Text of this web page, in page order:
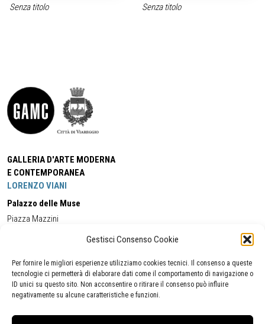
Gestisci Consenso Cookie
Per fornire le migliori esperienze utilizziamo cookies tecnici. Il consenso a queste
tecnologie ci permetterà di elaborare dati come il comportamento di navigazione o
ID unici su questo sito. Non acconsentire o ritirare il consenso può influire
negativamente su alcune caratteristiche e funzioni.
Senza titolo
Senza titolo
GALLERIA D'ARTE MODERNA
E CONTEMPORANEA
LORENZO VIANI
Palazzo delle Muse
Piazza Mazzini
Cell:+39 338 5714978 (orario apertura Galleria)
Tel:
+39 0584 944580
(orario 09.00/13.00)
Email:gamc@comune.viareggio.lu.it
Segnalazione di inaccessibilità